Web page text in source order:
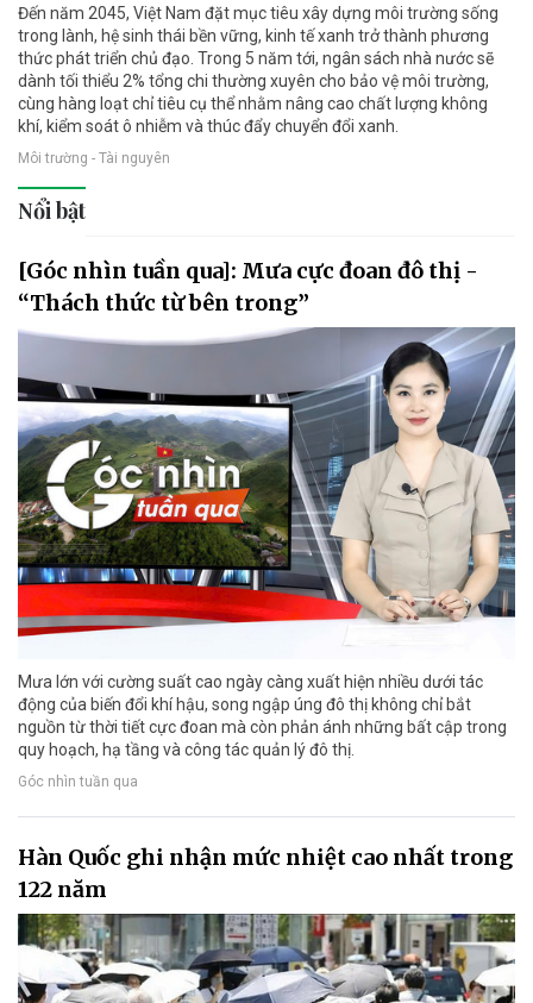
Đến năm 2045, Việt Nam đặt mục tiêu xây dựng môi trường sống
trong lành, hệ sinh thái bền vững, kinh tế xanh trở thành phương
thức phát triển chủ đạo. Trong 5 năm tới, ngân sách nhà nước sẽ
dành tối thiểu 2% tổng chi thường xuyên cho bảo vệ môi trường,
cùng hàng loạt chỉ tiêu cụ thể nhằm nâng cao chất lượng không
khí, kiểm soát ô nhiễm và thúc đẩy chuyển đổi xanh.
Môi trường - Tài nguyên
Nổi bật
[Góc nhìn tuần qua]: Mưa cực đoan đô thị -
“Thách thức từ bên trong”
Mưa lớn với cường suất cao ngày càng xuất hiện nhiều dưới tác
động của biến đổi khí hậu, song ngập úng đô thị không chỉ bắt
nguồn từ thời tiết cực đoan mà còn phản ánh những bất cập trong
quy hoạch, hạ tầng và công tác quản lý đô thị.
Góc nhìn tuần qua
Hàn Quốc ghi nhận mức nhiệt cao nhất trong
122 năm